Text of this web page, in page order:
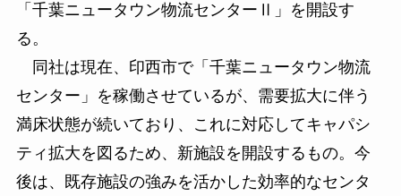
「千葉ニュータウン物流センターⅡ」を開設す
る。
同社は現在、印西市で「千葉ニュータウン物流
センター」を稼働させているが、需要拡大に伴う
満床状態が続いており、これに対応してキャパシ
ティ拡大を図るため、新施設を開設するもの。今
後は、既存施設の強みを活かした効率的なセンタ